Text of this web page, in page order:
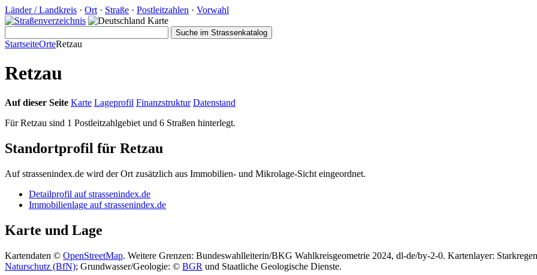
Länder / Landkreis · Ort · Straße · Postleitzahlen · Vorwahl
StartseiteOrteRetzau
Retzau
Auf dieser Seite Karte Lageprofil Finanzstruktur Datenstand
Für Retzau sind 1 Postleitzahlgebiet und 6 Straßen hinterlegt.
Standortprofil für Retzau
Auf strassenindex.de wird der Ort zusätzlich aus Immobilien- und Mikrolage-Sicht eingeordnet.
Detailprofil auf strassenindex.de
Immobilienlage auf strassenindex.de
Karte und Lage
Kartendaten © OpenStreetMap. Weitere Grenzen: Bundeswahlleiterin/BKG Wahlkreisgeometrie 2024, dl-de/by-2-0. Kartenlayer:
Naturschutz (BfN); Grundwasser/Geologie: © BGR und Staatliche Geologische Dienste.